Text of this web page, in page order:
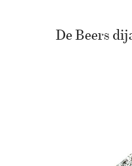
De Beers